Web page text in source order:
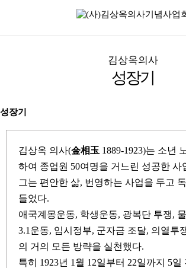
김상옥의사
성장기
성장기
김상옥 의사(金相玉 1889-1923)는 소년
하여 종업원 50여명을 거느린 성공한 사
그는 편안한 삶, 번영하는 사업을 두고
들었다.
애국계몽운동, 학생운동, 광복단 투쟁,
3.1운동, 임시정부, 군자금 조달, 의열투
의 거의 모든 방략을 실천했다.
특히 1923년 1월 12일부터 22일까지 5일